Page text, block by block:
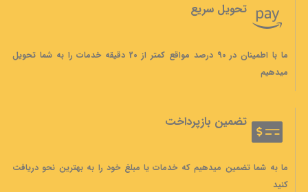
تحویل سریع
ما با اطمینان در 90 درصد مواقع کمتر از 20 دقیقه خدمات را به شما تحویل
میدهیم
تضمین بازپرداخت
ما به شما تضمین میدهیم که خدمات یا مبلغ خود را به بهترین نحو دریافت
کنید